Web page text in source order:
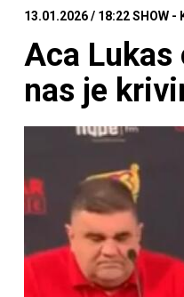
13.01.2026 / 18:22 SHOW
Aca Lukas
nas je